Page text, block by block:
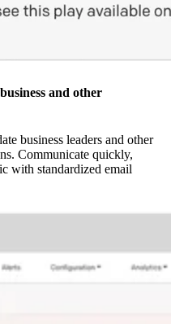
and other
business leaders and other
Communicate quickly,
with standardized email